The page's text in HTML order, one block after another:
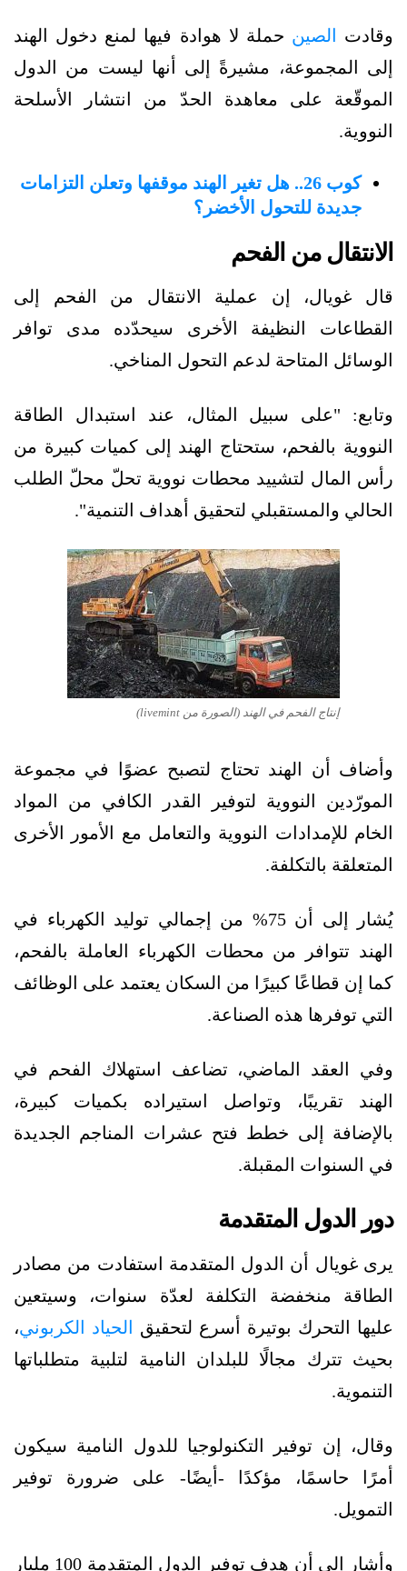
وقادت الصين حملة لا هوادة فيها لمنع دخول الهند
إلى المجموعة، مشيرةً إلى أنها ليست من الدول
الموقّعة على معاهدة الحدّ من انتشار الأسلحة
النووية.
كوب 26.. هل تغير الهند موقفها وتعلن التزامات
جديدة للتحول الأخضر؟
الانتقال من الفحم
قال غويال، إن عملية الانتقال من الفحم إلى
القطاعات النظيفة الأخرى سيحدّده مدى توافر
الوسائل المتاحة لدعم التحول المناخي.
وتابع: "على سبيل المثال، عند استبدال الطاقة
النووية بالفحم، ستحتاج الهند إلى كميات كبيرة من
رأس المال لتشييد محطات نووية تحلّ محلّ الطلب
الحالي والمستقبلي لتحقيق أهداف التنمية".
إنتاج الفحم في الهند (الصورة من livemint)
وأضاف أن الهند تحتاج لتصبح عضوًا في مجموعة
المورّدين النووية لتوفير القدر الكافي من المواد
الخام للإمدادات النووية والتعامل مع الأمور الأخرى
المتعلقة بالتكلفة.
يُشار إلى أن 75% من إجمالي توليد الكهرباء في
الهند تتوافر من محطات الكهرباء العاملة بالفحم،
كما إن قطاعًا كبيرًا من السكان يعتمد على الوظائف
التي توفرها هذه الصناعة.
وفي العقد الماضي، تضاعف استهلاك الفحم في
الهند تقريبًا، وتواصل استيراده بكميات كبيرة،
بالإضافة إلى خطط فتح عشرات المناجم الجديدة
في السنوات المقبلة.
دور الدول المتقدمة
يرى غويال أن الدول المتقدمة استفادت من مصادر
الطاقة منخفضة التكلفة لعدّة سنوات، وسيتعين
عليها التحرك بوتيرة أسرع لتحقيق الحياد الكربوني،
بحيث تترك مجالًا للبلدان النامية لتلبية متطلباتها
التنموية.
وقال، إن توفير التكنولوجيا للدول النامية سيكون
أمرًا حاسمًا، مؤكدًا -أيضًا- على ضرورة توفير
التمويل.
وأشار إلى أن هدف توفير الدول المتقدمة 100 مليار